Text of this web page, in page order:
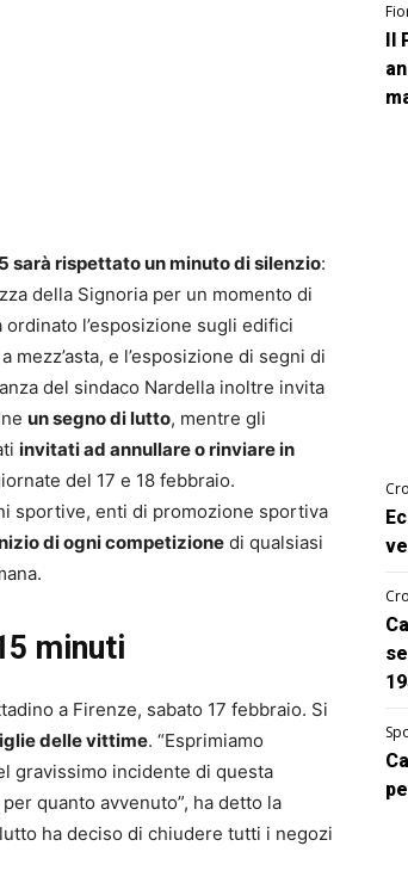
sarà rispettato un minuto di silenzio:
della Signoria per un momento di
l’esposizione sugli edifici
e l’esposizione di segni di
del sindaco Nardella inoltre invita
un segno di lutto, mentre gli
invitati ad annullare o rinviare in
del 17 e 18 febbraio.
sportive, enti di promozione sportiva
di ogni competizione di qualsiasi
minuti
a Firenze, sabato 17 febbraio. Si
delle vittime. “Esprimiamo
gravissimo incidente di questa
quanto avvenuto”, ha detto la
ha deciso di chiudere tutti i negozi